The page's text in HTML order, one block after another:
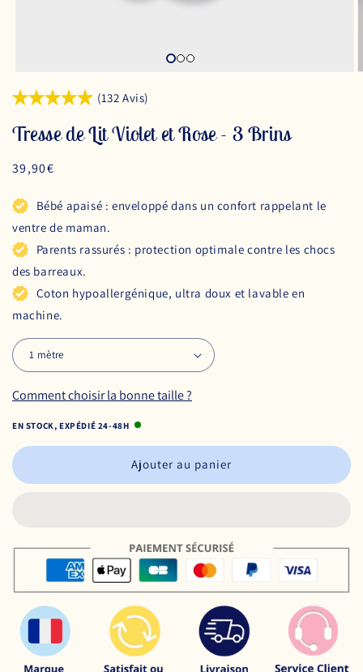
(132 Avis)
Tresse de Lit Violet et Rose - 3 Brins
Prix
39,90€
Bébé apaisé : enveloppé dans un confort rappelant le
ventre de maman.
Parents rassurés : protection optimale contre les chocs
des barreaux.
Coton hypoallergénique, ultra doux et lavable en
machine.
Comment choisir la bonne taille ?
EN STOCK, EXPÉDIÉ 24-48H
Ajouter au panier